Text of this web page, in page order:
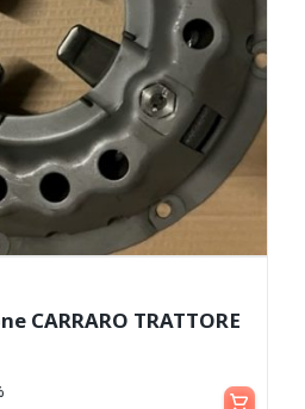
CARRARO TRATTORE
Aggiungi al carrello